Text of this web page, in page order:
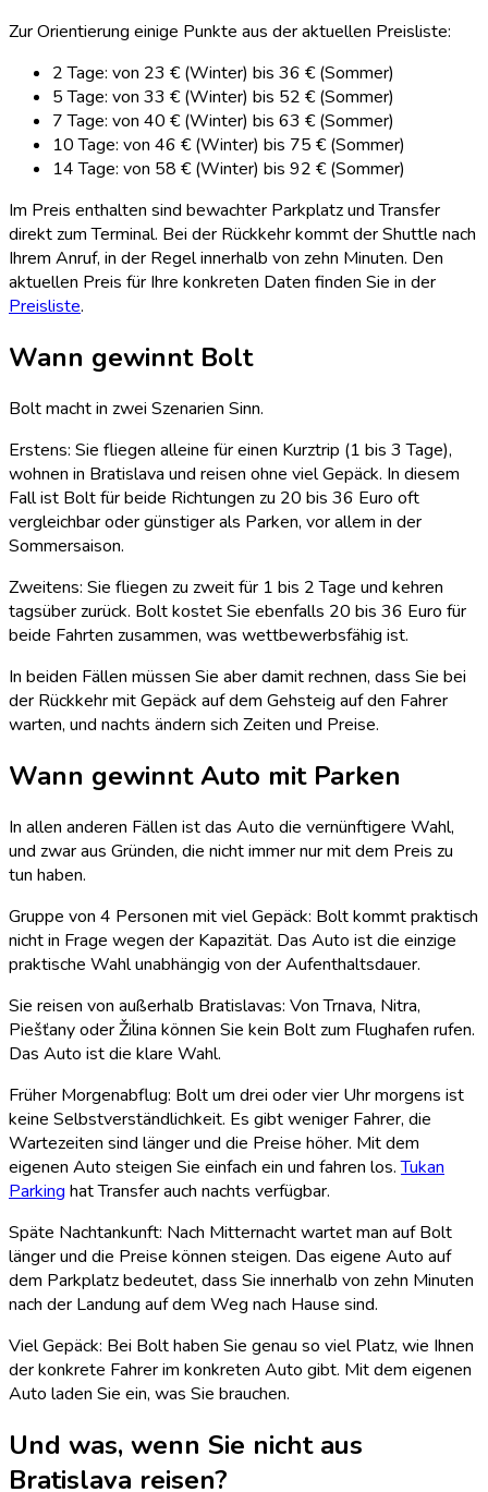
Zur Orientierung einige Punkte aus der aktuellen Preisliste:
2 Tage: von 23 € (Winter) bis 36 € (Sommer)
5 Tage: von 33 € (Winter) bis 52 € (Sommer)
7 Tage: von 40 € (Winter) bis 63 € (Sommer)
10 Tage: von 46 € (Winter) bis 75 € (Sommer)
14 Tage: von 58 € (Winter) bis 92 € (Sommer)
Im Preis enthalten sind bewachter Parkplatz und Transfer
direkt zum Terminal. Bei der Rückkehr kommt der Shuttle nach
Ihrem Anruf, in der Regel innerhalb von zehn Minuten. Den
aktuellen Preis für Ihre konkreten Daten finden Sie in der
Preisliste.
Wann gewinnt Bolt
Bolt macht in zwei Szenarien Sinn.
Erstens: Sie fliegen alleine für einen Kurztrip (1 bis 3 Tage),
wohnen in Bratislava und reisen ohne viel Gepäck. In diesem
Fall ist Bolt für beide Richtungen zu 20 bis 36 Euro oft
vergleichbar oder günstiger als Parken, vor allem in der
Sommersaison.
Zweitens: Sie fliegen zu zweit für 1 bis 2 Tage und kehren
tagsüber zurück. Bolt kostet Sie ebenfalls 20 bis 36 Euro für
beide Fahrten zusammen, was wettbewerbsfähig ist.
In beiden Fällen müssen Sie aber damit rechnen, dass Sie bei
der Rückkehr mit Gepäck auf dem Gehsteig auf den Fahrer
warten, und nachts ändern sich Zeiten und Preise.
Wann gewinnt Auto mit Parken
In allen anderen Fällen ist das Auto die vernünftigere Wahl,
und zwar aus Gründen, die nicht immer nur mit dem Preis zu
tun haben.
Gruppe von 4 Personen mit viel Gepäck: Bolt kommt praktisch
nicht in Frage wegen der Kapazität. Das Auto ist die einzige
praktische Wahl unabhängig von der Aufenthaltsdauer.
Sie reisen von außerhalb Bratislavas: Von Trnava, Nitra,
Piešťany oder Žilina können Sie kein Bolt zum Flughafen rufen.
Das Auto ist die klare Wahl.
Früher Morgenabflug: Bolt um drei oder vier Uhr morgens ist
keine Selbstverständlichkeit. Es gibt weniger Fahrer, die
Wartezeiten sind länger und die Preise höher. Mit dem
eigenen Auto steigen Sie einfach ein und fahren los.Tukan
Parking hat Transfer auch nachts verfügbar.
Späte Nachtankunft: Nach Mitternacht wartet man auf Bolt
länger und die Preise können steigen. Das eigene Auto auf
dem Parkplatz bedeutet, dass Sie innerhalb von zehn Minuten
nach der Landung auf dem Weg nach Hause sind.
Viel Gepäck: Bei Bolt haben Sie genau so viel Platz, wie Ihnen
der konkrete Fahrer im konkreten Auto gibt. Mit dem eigenen
Auto laden Sie ein, was Sie brauchen.
Und was, wenn Sie nicht aus
Bratislava reisen?